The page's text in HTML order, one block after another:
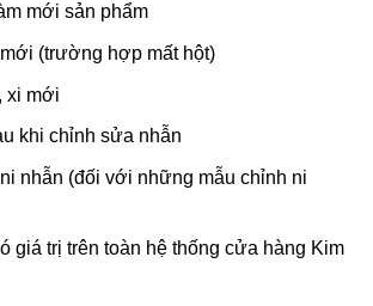
mới sản phẩm
(trường hợp mất hột)
xi mới
khi chỉnh sửa nhẫn
nhẫn (đối với những mẫu chỉnh ni
giá trị trên toàn hệ thống cửa hàng Kim